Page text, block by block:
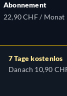
Abonnement
22,90 CHF / Monat
7 Tage kostenlos
Danach 10,90